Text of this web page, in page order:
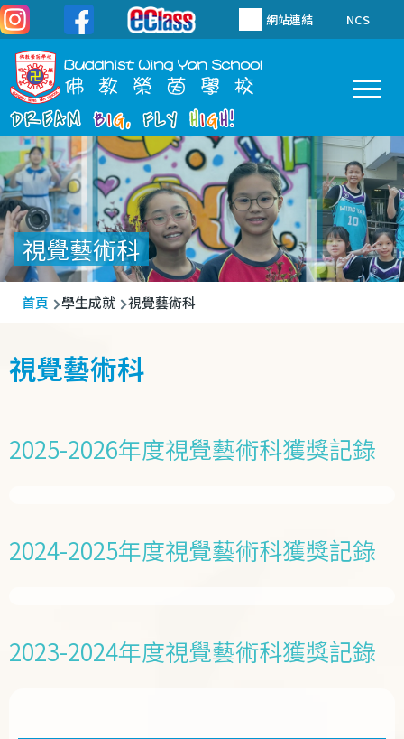
移至主內容 網站連結 NCS
Main
navigation
視覺藝術科
導
連
結
首頁 學生成就 視覺藝術科
視覺藝術科
2025-2026年度視覺藝術科獲獎記錄
2024-2025年度視覺藝術科獲獎記錄
2023-2024年度視覺藝術科獲獎記錄